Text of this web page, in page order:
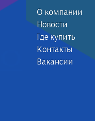
О компании
Новости
Где купить
Контакты
Вакансии